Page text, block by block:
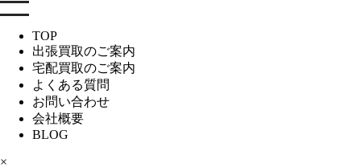
TOP
出張買取のご案内
宅配買取のご案内
よくある質問
お問い合わせ
会社概要
BLOG
×